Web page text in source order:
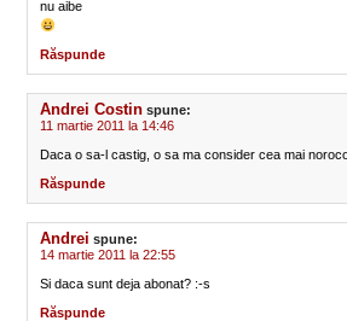
nu aibe
Răspunde
Andrei Costin spune:
11 martie 2011 la 14:46
Daca o sa-l castig, o sa ma consider cea mai
Răspunde
Andrei spune:
14 martie 2011 la 22:55
Si daca sunt deja abonat? :-s
Răspunde